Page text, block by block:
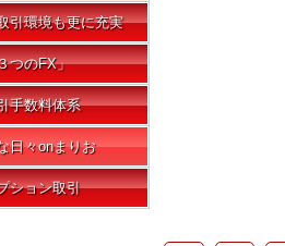
引環境も更に充実
つのFX」
手数料体系
日々onまりお
ション取引